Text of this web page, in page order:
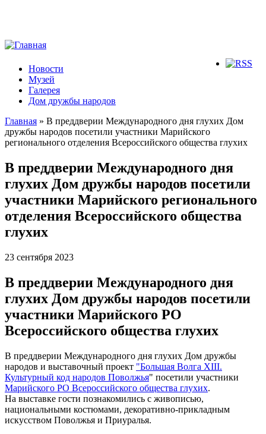
Новости
Музей
Галерея
Дом дружбы народов
Вы здесь
Главная » В преддверии Международного дня глухих Дом
дружбы народов посетили участники Марийского
регионального отделения Всероссийского общества глухих
В преддверии Международного дня
глухих Дом дружбы народов посетили
участники Марийского регионального
отделения Всероссийского общества
глухих
23 сентября 2023
В преддверии Международного дня
глухих Дом дружбы народов посетили
участники Марийского РО
Всероссийского общества глухих
В преддверии Международного дня глухих Дом дружбы
народов и выставочный проект "Большая Волга XIII.
Культурный код народов Поволжья" посетили участники
Марийского РО Всероссийского общества глухих.
На выставке гости познакомились с живописью,
национальными костюмами, декоративно-прикладным
искусством Поволжья и Приуралья.